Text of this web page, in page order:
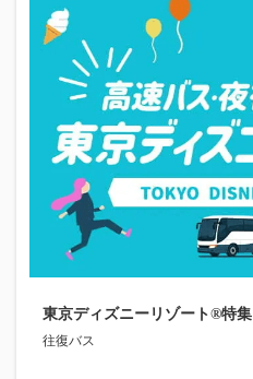
東京ディズニーリゾート®特集
往復バス